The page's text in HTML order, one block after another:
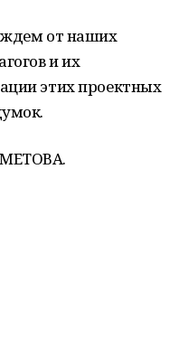
ждем от наших
и их
этих проектных